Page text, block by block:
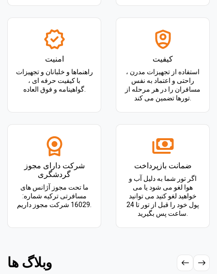
امنیت
راهنماها و خلبانان و تجهیزات
با کیفیت حرفه ای ،
گواهینامه و فوق العاده.
کیفیت
استفاده از تجهیزات مدرن ،
راحتی و اعتماد به نفس
مسافران را در هر مرحله از
شرکت دارای مجوز
گردشگری
ما تحت مجوز آژانس های
مسافرتی ترکیه شماره:
ضمانت بازپرداخت
اگر تور شما به دلیل آب و
هوا لغو می شود یا می
خواهید لغو کنید می توانید
پول خود را قبل از تور تا 24
وبلاگ ها